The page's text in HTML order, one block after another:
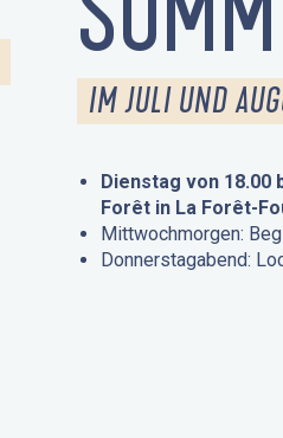
IM JULI UND
Dienstag von 18.00
Forêt in La Forêt-
Mittwochmorgen:
Donnerstagabend: